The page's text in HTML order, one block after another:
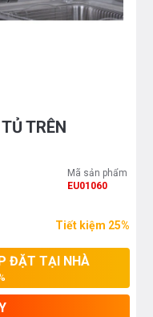
TRÊN
Mã sản phẩm
EU01060
Tiết kiệm 25%
ĐẶT TẠI NHÀ